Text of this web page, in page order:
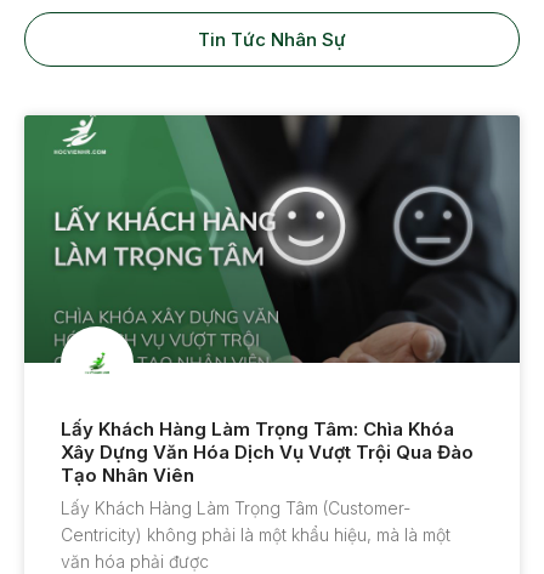
Tin Tức Nhân Sự
Lấy Khách Hàng Làm Trọng Tâm: Chìa Khóa
Xây Dựng Văn Hóa Dịch Vụ Vượt Trội Qua Đào
Tạo Nhân Viên
Lấy Khách Hàng Làm Trọng Tâm (Customer-
Centricity) không phải là một khẩu hiệu, mà là một
văn hóa phải được